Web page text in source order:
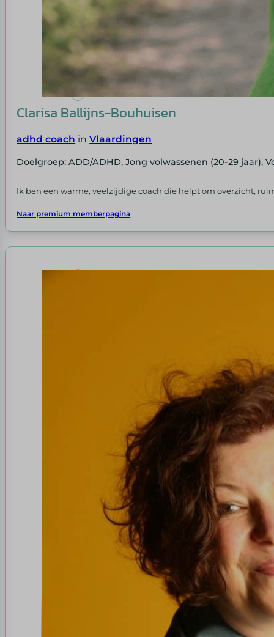
Clarisa Ballijns-Bouhuisen
adhd coach inVlaardingen
Doelgroep: ADD/ADHD, Jong volwassenen (20-29 jaar),
Ik ben een warme, veelzijdige coach die helpt om overzicht,
Naar premium memberpagina